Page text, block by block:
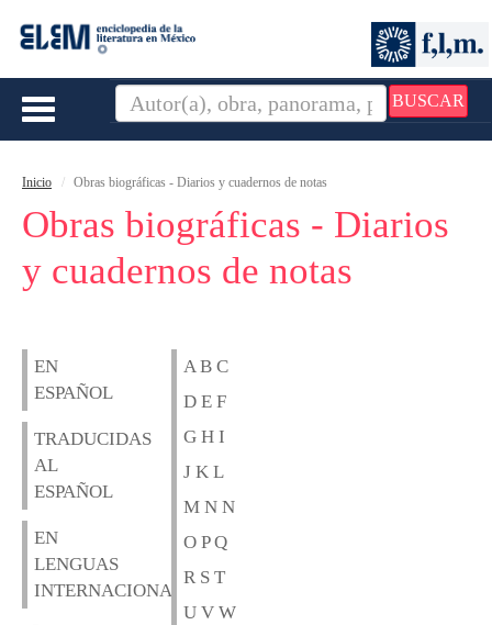
BUSCAR
Toggle
Inicio Obras biográficas - Diarios y cuadernos de notas
Obras biográficas - Diarios
y cuadernos de notas
EN
ESPAÑOL
TRADUCIDAS
AL
ESPAÑOL
EN
LENGUAS
INTERNACIONALES
A B C
D E F
G H I
J K L
M N N
O P Q
R S T
U V W